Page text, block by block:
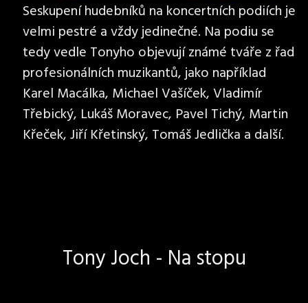
Seskupení hudebníků na koncertních podiích je
velmi pestré a vždy jedinečné. Na podiu se
tedy vedle Tonyho objevují známé tváře z řad
profesionálních muzikantů, jako například
Karel Macálka, Michael Vašíček, Vladimír
Třebický, Lukáš Moravec, Pavel Tichý, Martin
Křeček, Jiří Křetinský, Tomáš Jedlička a další.
Tony Joch - Na stopu